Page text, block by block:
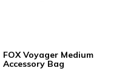
FOX Voyager Medium
Accessory Bag